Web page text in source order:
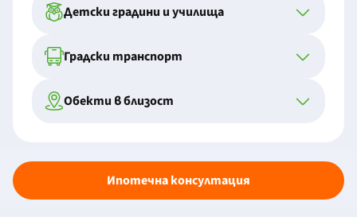
Детски градини и училища
Градски транспорт
Обекти в близост
Ипотечна консултация